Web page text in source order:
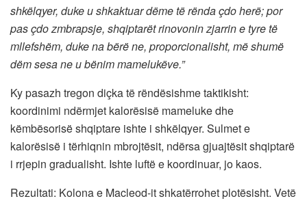
shkëlqyer, duke u shkaktuar dëme të rënda çdo herë; por
pas çdo zmbrapsje, shqiptarët rinovonin zjarrin e tyre të
mllefshëm, duke na bërë ne, proporcionalisht, më shumë
dëm sesa ne u bënim mamelukëve.”
Ky pasazh tregon diçka të rëndësishme taktikisht:
koordinimi ndërmjet kalorësisë mameluke dhe
këmbësorisë shqiptare ishte i shkëlqyer. Sulmet e
kalorësisë i tërhiqnin mbrojtësit, ndërsa gjuajtësit shqiptarë
i rrjepin gradualisht. Ishte luftë e koordinuar, jo kaos.
Rezultati: Kolona e Macleod-it shkatërrohet plotësisht. Vetë